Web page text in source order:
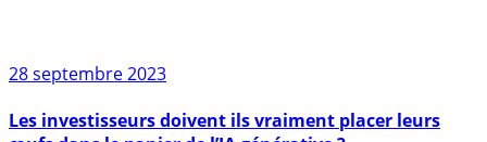
28 septembre 2023